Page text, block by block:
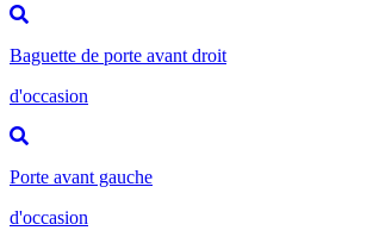
Baguette de porte avant droit
d'occasion
Porte avant gauche
d'occasion